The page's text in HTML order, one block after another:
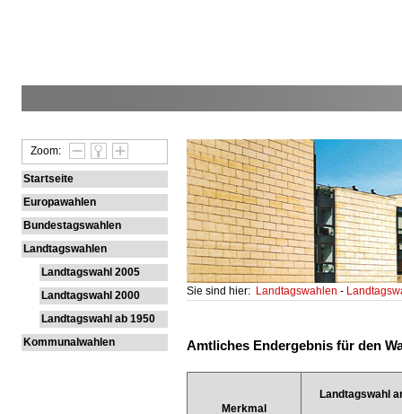
Zoom:
Startseite
Europawahlen
Bundestagswahlen
Landtagswahlen
Landtagswahl 2005
Landtagswahl 2000
Landtagswahl ab 1950
Kommunalwahlen
Sie sind hier: Landtagswahlen-
Amtliches Endergebnis für den
Merkmal
Landtagswahl